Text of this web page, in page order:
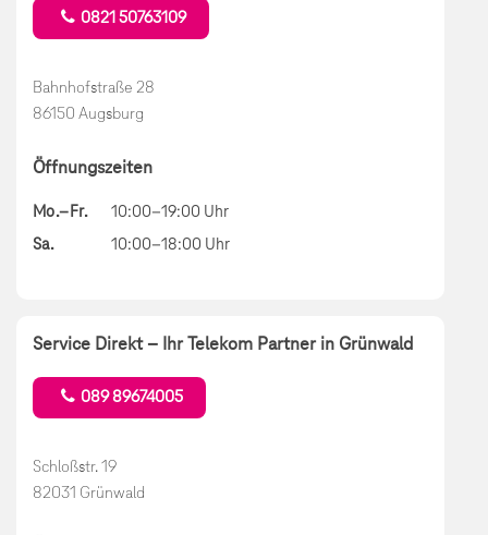
0821 50763109
Bahnhofstraße 28
86150 Augsburg
Öffnungszeiten
Mo.–Fr.
10:00–19:00 Uhr
Sa.
10:00–18:00 Uhr
Service Direkt – Ihr Telekom Partner in Grünwald
089 89674005
Schloßstr. 19
82031 Grünwald